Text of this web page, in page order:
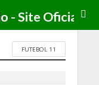
FUTEBOL 11